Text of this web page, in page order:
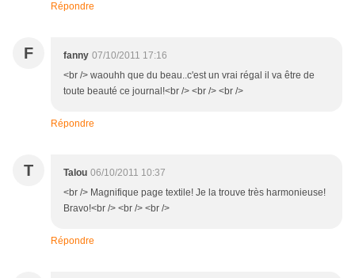
Répondre
F fanny 07/10/2011 17:16
<br /> waouhh que du beau..c'est un vrai régal il va être de
toute beauté ce journal!<br /> <br /> <br />
Répondre
T Talou 06/10/2011 10:37
<br /> Magnifique page textile! Je la trouve très harmonieuse!
Bravo!<br /> <br /> <br />
Répondre